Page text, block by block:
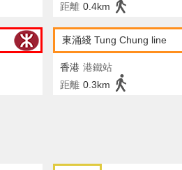
距離 0.4km
東涌綫 Tung Chung line
香港 港鐵站
距離 0.3km